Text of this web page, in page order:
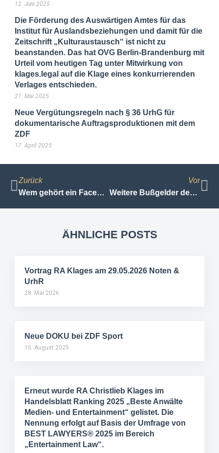
12. Juni 2025
Die Förderung des Auswärtigen Amtes für das
Institut für Auslandsbeziehungen und damit für die
Zeitschrift „Kulturaustausch“ ist nicht zu
beanstanden. Das hat OVG Berlin-Brandenburg mit
Urteil vom heutigen Tag unter Mitwirkung von
klages.legal auf die Klage eines konkurrierenden
Verlages entschieden.
21. Mai 2025
Neue Vergütungsregeln nach § 36 UrhG für
dokumentarische Auftragsproduktionen mit dem
ZDF
17. April 2025
Zurück
Wem gehört ein Facebook Konto?
Vor
Weitere Bußgelder des BfDI
ÄHNLICHE POSTS
Vortrag RA Klages am 29.05.2026 Noten &
UrhR
28. Mai 2026
Neue DOKU bei ZDF Sport
15. August 2025
Erneut wurde RA Christlieb Klages im
Handelsblatt Ranking 2025 „Beste Anwälte
Medien- und Entertainment“ gelistet. Die
Nennung erfolgt auf Basis der Umfrage von
BEST LAWYERS® 2025 im Bereich
„Entertainment Law“.